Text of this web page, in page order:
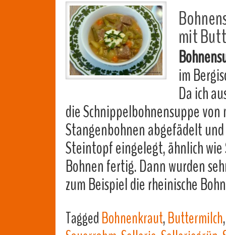
mit
im
Da ich
die Schnippelbohnensuppe
Stangenbohnen abgefädelt
Steintopf eingelegt, ähnlich
Bohnen fertig. Dann wurden
zum Beispiel die rheinische
TaggedBohnenkraut,Buttermilch